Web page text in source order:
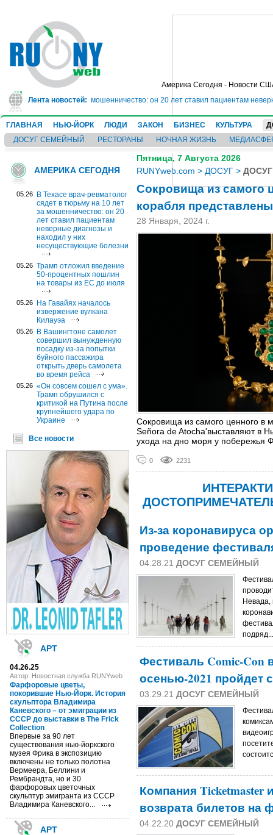
Америка Сегодня - Новости
Лента новостей:
на 10 лет за мошенничество: он 20 лет ставил пациентам неверные
ГЛАВНАЯ НЬЮ-ЙОРК ЛЮДИ ЗАКОН БИЗНЕС КУЛЬТУРА
ДОСУГ СЕМЕЙНЫЙ
РЕСТОРАНЫ НОЧНАЯ ЖИЗНЬ
АМЕРИКА СЕГОДНЯ
05.26
В Техасе врач-ревматолог
сядет в тюрьму на 10 лет
за мошенничество: он 20
лет ставил пациентам
неверные диагнозы и
находил у них
несуществующие болезни
05.26 Трамп отложил введение
50-процентных пошлин
на товары из ЕС до июля
05.26
На Гавайях началось
извержение вулкана
Килауэа
05.26
В Вашингтоне самолет
совершил вынужденную
посадку из-за попытки
буйного пассажира
открыть дверь самолета
во время рейса
05.26 «Он совсем сошел с ума».
Трамп обрушился с
критикой на Путина после
крупнейшего удара по
Украине
Все новости
АРТ
04.26.25
Автор: Новостная служба RUNYweb
Фарфоровые цветы,
покорившие Нью-Йорк. История
скульптора Владимира
Каневского – от эмиграции из
СССР до выставки в The Frick
Collection
Впервые за 90 лет
существования нью-йоркского
музея Фрика в экспозицию
включены не только полотна
Вермеера, Беллини и
Рембрандта, но и 30
фарфоровых цветочных
скульптур эмигранта из СССР
Владимира Каневского...
АРТ
Пятница, 7 Августа 2026
RUNYweb.com > ДОСУГ >
Сокровища из самого
корабля
28 Января, 2024 г.
Сокровища из самого ценного в
Señora de Atocha'выставляют в
ухода на дно моря у побережья
0 2231
Из-за коронавируса
проведение
04.28.21 ДОСУГ СЕМЕЙНЫЙ
Невада,
Фестиваль Comic-Con
осенью-2021 пройдет
03.29.21 ДОСУГ СЕМЕЙНЫЙ
Компания Ticketmaster
возврата билетов на
04.22.20 ДОСУГ СЕМЕЙНЫЙ